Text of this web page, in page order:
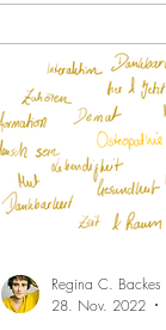
Regina C. Backes
28. Nov. 2022